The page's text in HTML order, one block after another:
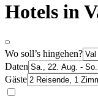
Hotels in
Wo soll’s hingehen?
Daten
Gäste